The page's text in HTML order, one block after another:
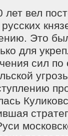
вел
Это
для
сил